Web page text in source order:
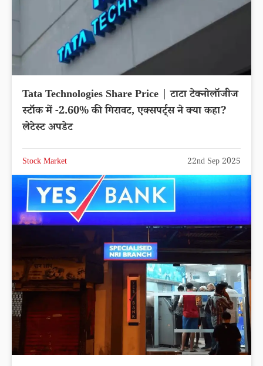
Tata Technologies Share Price | टाटा टेक्नोलॉजीज
स्टॉक में -2.60% की गिरावट, एक्सपर्ट्स ने क्या कहा?
लेटेस्ट अपडेट
Stock Market 22nd Sep 2025